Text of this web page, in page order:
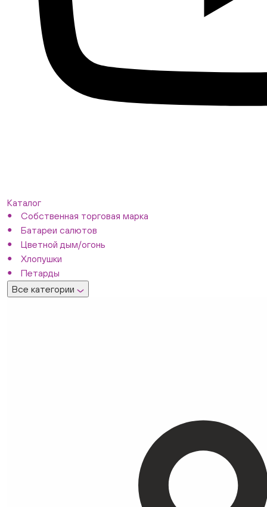
Каталог
Собственная торговая марка
Батареи салютов
Цветной дым/огонь
Хлопушки
Петарды
Все категории